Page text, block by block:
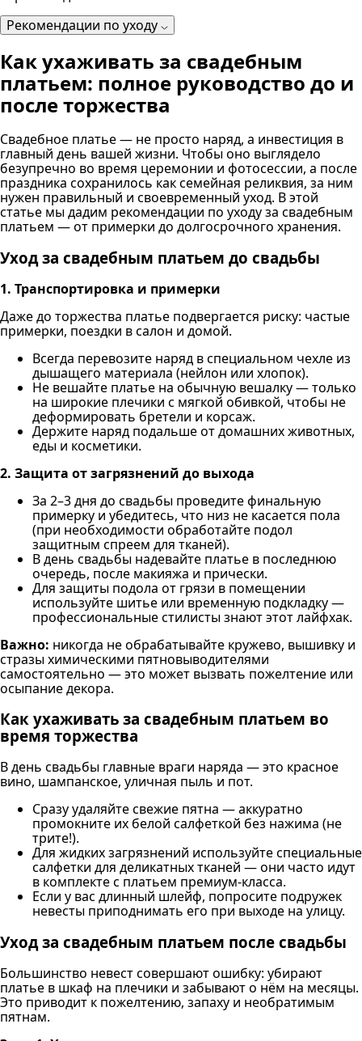
Рекомендации по уходу
Как ухаживать за свадебным
платьем: полное руководство до и
после торжества
Свадебное платье — не просто наряд, а инвестиция в
главный день вашей жизни. Чтобы оно выглядело
безупречно во время церемонии и фотосессии, а после
праздника сохранилось как семейная реликвия, за ним
нужен правильный и своевременный уход. В этой
статье мы дадим рекомендации по уходу за свадебным
платьем — от примерки до долгосрочного хранения.
Уход за свадебным платьем до свадьбы
1. Транспортировка и примерки
Даже до торжества платье подвергается риску: частые
примерки, поездки в салон и домой.
Всегда перевозите наряд в специальном чехле из
дышащего материала (нейлон или хлопок).
Не вешайте платье на обычную вешалку — только
на широкие плечики с мягкой обивкой, чтобы не
деформировать бретели и корсаж.
Держите наряд подальше от домашних животных,
еды и косметики.
2. Защита от загрязнений до выхода
За 2–3 дня до свадьбы проведите финальную
примерку и убедитесь, что низ не касается пола
(при необходимости обработайте подол
защитным спреем для тканей).
В день свадьбы надевайте платье в последнюю
очередь, после макияжа и прически.
Для защиты подола от грязи в помещении
используйте шитье или временную подкладку —
профессиональные стилисты знают этот лайфхак.
Важно: никогда не обрабатывайте кружево, вышивку и
стразы химическими пятновыводителями
самостоятельно — это может вызвать пожелтение или
осыпание декора.
Как ухаживать за свадебным платьем во
время торжества
В день свадьбы главные враги наряда — это красное
вино, шампанское, уличная пыль и пот.
Сразу удаляйте свежие пятна — аккуратно
промокните их белой салфеткой без нажима (не
трите!).
Для жидких загрязнений используйте специальные
салфетки для деликатных тканей — они часто идут
в комплекте с платьем премиум-класса.
Если у вас длинный шлейф, попросите подружек
невесты приподнимать его при выходе на улицу.
Уход за свадебным платьем после свадьбы
Большинство невест совершают ошибку: убирают
платье в шкаф на плечики и забывают о нём на месяцы.
Это приводит к пожелтению, запаху и необратимым
пятнам.